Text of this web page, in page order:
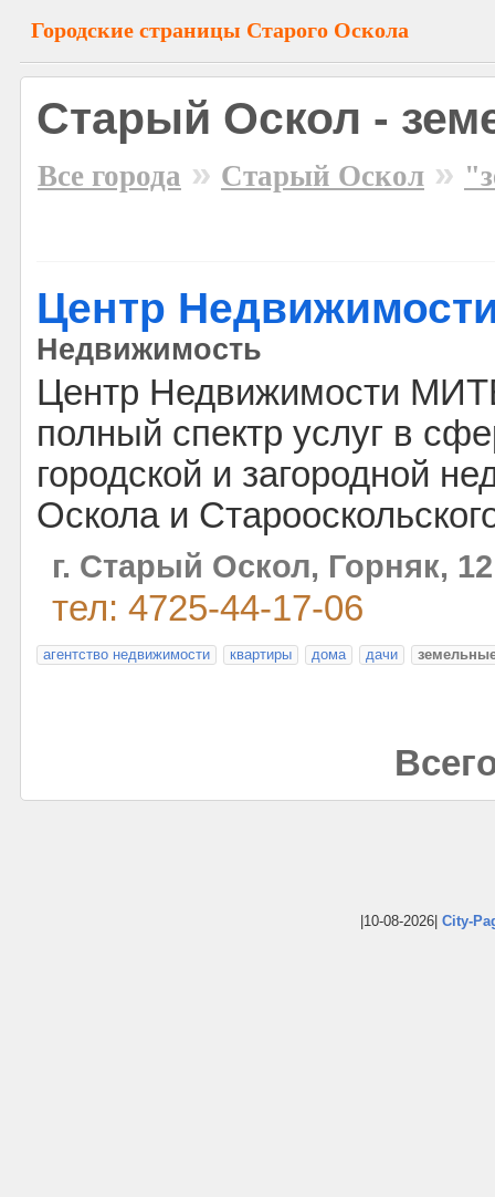
Городские страницы Старого Оскола
Старый Оскол -
Все города » Старый Оскол »
Центр
Недвижимость
Центр Недвижимости
полный спектр услуг в
городской и загородной
Оскола и
г. Старый Оскол, Горняк, 12
тел: 4725-44-17-06
агентство недвижимости квартиры дома дачи
|10-08-2026| City-